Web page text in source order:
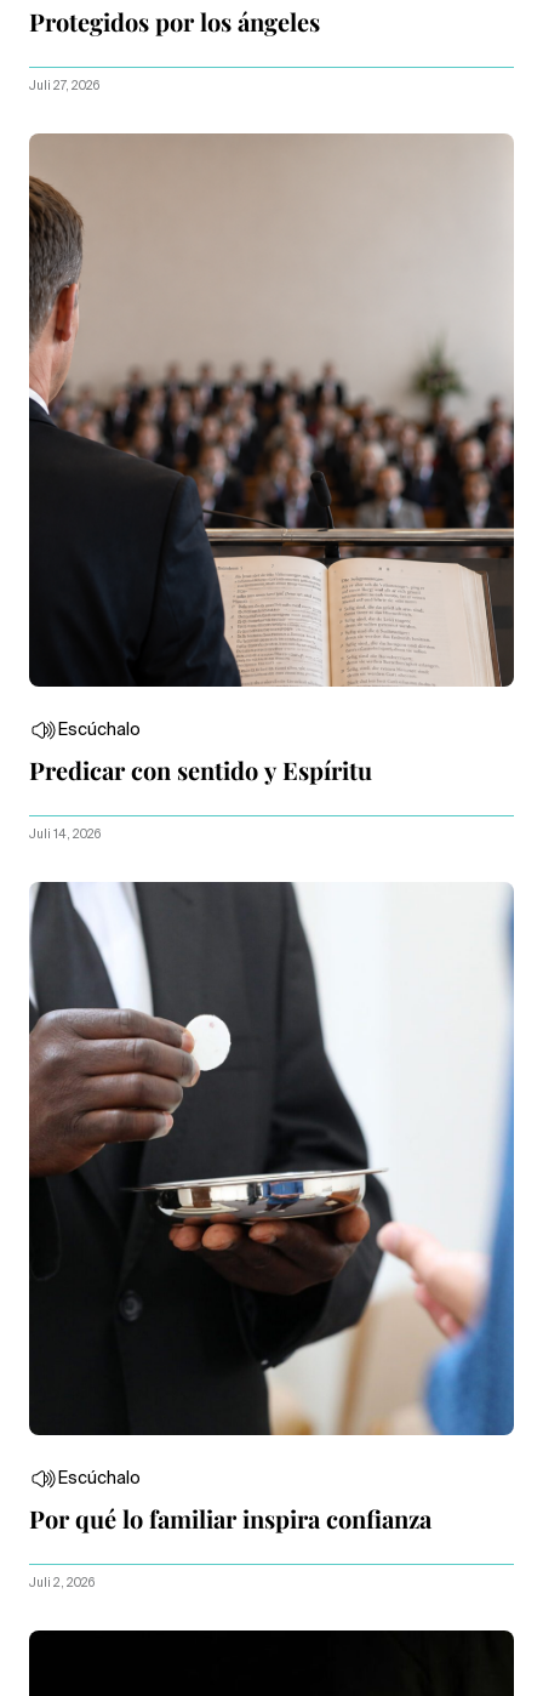
Protegidos por los ángeles
Juli 27, 2026
Escúchalo
Predicar con sentido y Espíritu
Juli 14, 2026
Escúchalo
Por qué lo familiar inspira confianza
Juli 2, 2026